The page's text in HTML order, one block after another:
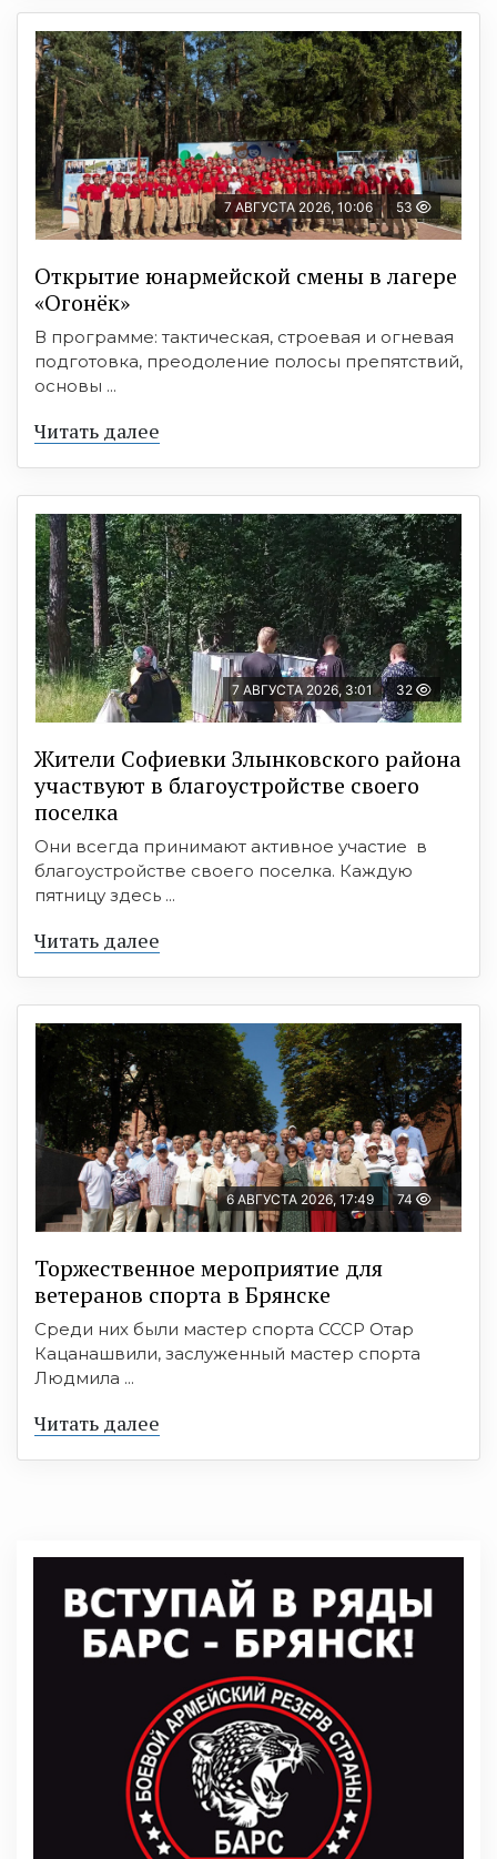
7 АВГУСТА 2026, 10:06 53
Открытие юнармейской смены в лагере
«Огонёк»
В программе: тактическая, строевая и огневая
подготовка, преодоление полосы препятствий,
основы ...
Читать далее
7 АВГУСТА 2026, 3:01 32
Жители Софиевки Злынковского района
участвуют в благоустройстве своего
поселка
Они всегда принимают активное участие в
благоустройстве своего поселка. Каждую
пятницу здесь ...
Читать далее
6 АВГУСТА 2026, 17:49 74
Торжественное мероприятие для
ветеранов спорта в Брянске
Среди них были мастер спорта СССР Отар
Кацанашвили, заслуженный мастер спорта
Людмила ...
Читать далее